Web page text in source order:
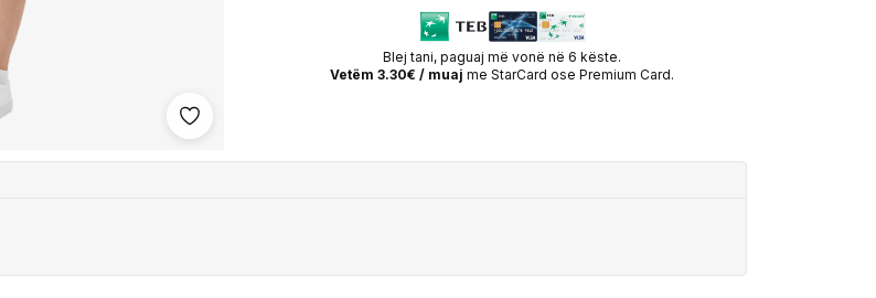
Shto në wishlist
Blej tani, paguaj më vonë në 6 këste.
Vetëm 3.30€ / muaj me StarCard ose Premium Card.